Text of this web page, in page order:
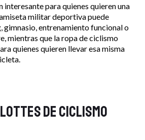
interesante para quienes quieren una
militar deportiva puede
gimnasio, entrenamiento funcional o
mientras que la ropa de ciclismo
quienes quieren llevar esa misma
de ciclismo